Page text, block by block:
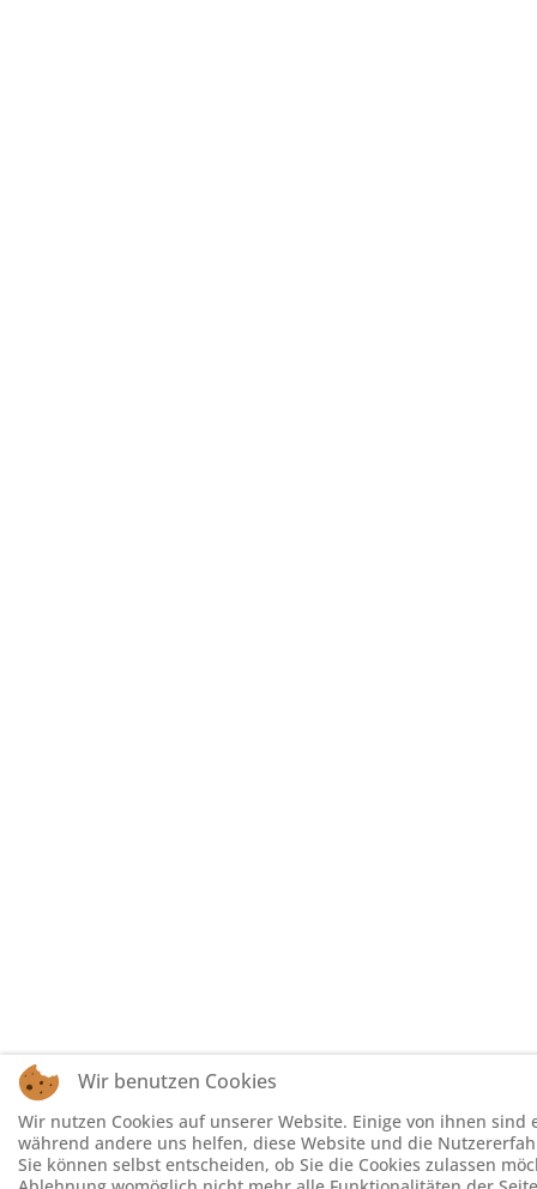
Wir benutzen Cookies
Wir nutzen Cookies auf unserer Website. Einige von ihnen
während andere uns helfen, diese Website und die
Sie können selbst entscheiden, ob Sie die Cookies zulassen